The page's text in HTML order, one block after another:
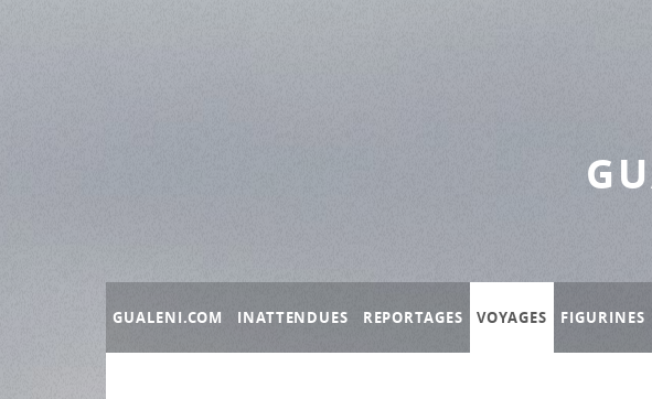
GUALENI.COM INATTENDUES REPORTAGES VOYAGES FIGURINES